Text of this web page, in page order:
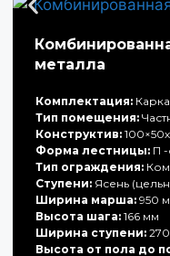
металла
Комплектация:
Тип помещения:
Конструктив:
Форма лестницы: П
Тип ограждения:
Ступени: Ясень
Ширина марша: 950
Высота шага: 166 мм
Ширина ступени:
Высота от пола до